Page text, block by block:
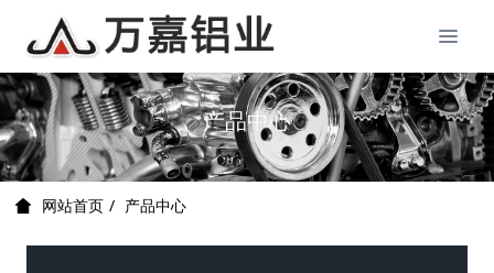
产品中心
网站首页 产品中心